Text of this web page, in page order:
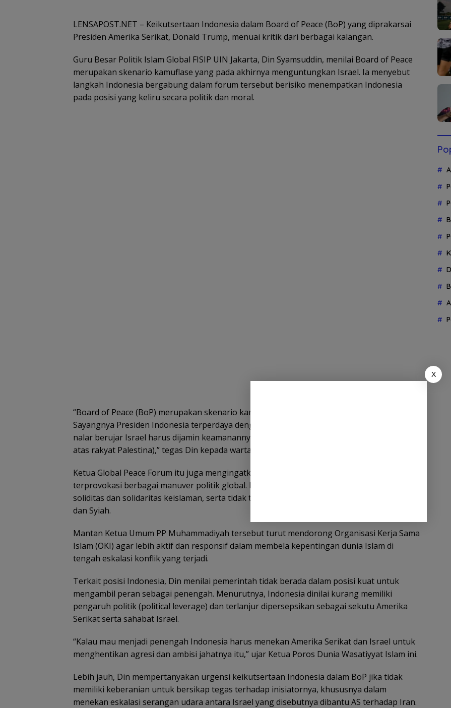
LENSAPOST.NET – Keikutsertaan Indonesia dalam Board of Peace (BoP) yang diprakarsai
Presiden Amerika Serikat, Donald Trump, menuai kritik dari berbagai kalangan.
Guru Besar Politik Islam Global FISIP UIN Jakarta, Din Syamsuddin, menilai Board of Peace
merupakan skenario kamuflase yang pada akhirnya menguntungkan Israel. Ia menyebut
langkah Indonesia bergabung dalam forum tersebut berisiko menempatkan Indonesia
pada posisi yang keliru secara politik dan moral.
“Board of Peace (BoP) merupakan skenario kamuflase yang menguntungkan Israel.
Sayangnya Presiden Indonesia terperdaya dengan skenario itu dan tanpa sadar dan di luar
nalar berujar Israel harus dijamin keamanannya (padahal Israel yang melakukan genosida
atas rakyat Palestina),” tegas Din kepada wartawan, Rabu, 4 Maret 2026.
Ketua Global Peace Forum itu juga mengingatkan umat Islam sedunia agar tidak
terprovokasi berbagai manuver politik global. Ia menyerukan pentingnya memperkuat
soliditas dan solidaritas keislaman, serta tidak terhasut isu yang mempertentangkan Sunni
dan Syiah.
Mantan Ketua Umum PP Muhammadiyah tersebut turut mendorong Organisasi Kerja Sama
Islam (OKI) agar lebih aktif dan responsif dalam membela kepentingan dunia Islam di
tengah eskalasi konflik yang terjadi.
Terkait posisi Indonesia, Din menilai pemerintah tidak berada dalam posisi kuat untuk
mengambil peran sebagai penengah. Menurutnya, Indonesia dinilai kurang memiliki
pengaruh politik (political leverage) dan terlanjur dipersepsikan sebagai sekutu Amerika
Serikat serta sahabat Israel.
“Kalau mau menjadi penengah Indonesia harus menekan Amerika Serikat dan Israel untuk
menghentikan agresi dan ambisi jahatnya itu,” ujar Ketua Poros Dunia Wasatiyyat Islam ini.
Lebih jauh, Din mempertanyakan urgensi keikutsertaan Indonesia dalam BoP jika tidak
memiliki keberanian untuk bersikap tegas terhadap inisiatornya, khususnya dalam
menekan eskalasi serangan udara antara Israel yang disebutnya dibantu AS terhadap Iran.
X